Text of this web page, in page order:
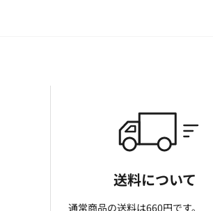
送料について
通常商品の送料は660円です。